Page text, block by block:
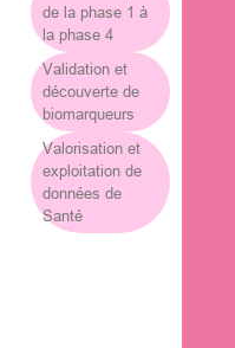
de la phase 1 à
la phase 4
Validation et
découverte de
biomarqueurs
Valorisation et
exploitation de
données de
Santé